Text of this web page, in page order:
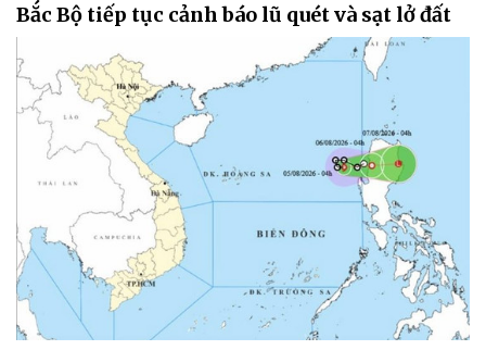
Bắc Bộ tiếp tục cảnh báo lũ quét và sạt lở đất